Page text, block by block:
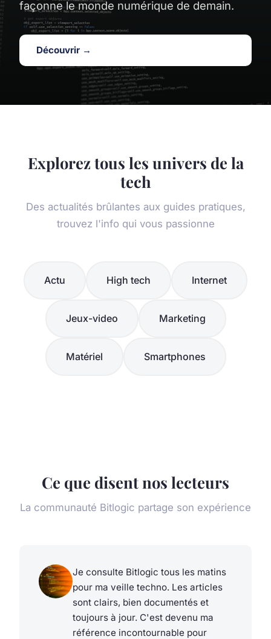
façonne le monde numérique de demain.
Découvrir →
Explorez tous les univers de la
tech
Des actualités brûlantes aux guides pratiques,
trouvez l'info qui vous passionne
Actu High tech Internet
Jeux-video Marketing
Matériel Smartphones
Ce que disent nos lecteurs
La communauté Bitlogic partage son expérience
Je consulte Bitlogic tous les matins
pour ma veille techno. Les articles
sont clairs, bien documentés et
toujours à jour. C'est devenu ma
référence incontournable pour